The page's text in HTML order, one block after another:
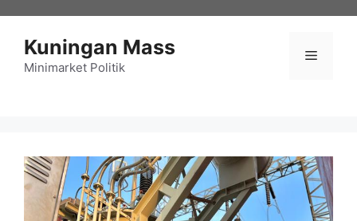
Kuningan Mass
Minimarket Politik
Menu